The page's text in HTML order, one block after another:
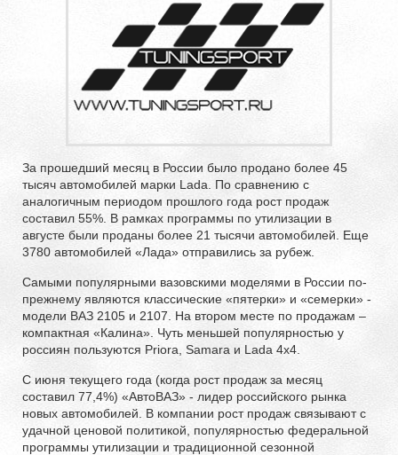
За прошедший месяц в России было продано более 45
тысяч автомобилей марки Lada. По сравнению с
аналогичным периодом прошлого года рост продаж
составил 55%. В рамках программы по утилизации в
августе были проданы более 21 тысячи автомобилей. Еще
3780 автомобилей «Лада» отправились за рубеж.
Самыми популярными вазовскими моделями в России по-
прежнему являются классические «пятерки» и «семерки» -
модели ВАЗ 2105 и 2107. На втором месте по продажам –
компактная «Калина». Чуть меньшей популярностью у
россиян пользуются Priora, Samara и Lada 4x4.
С июня текущего года (когда рост продаж за месяц
составил 77,4%) «АвтоВАЗ» - лидер российского рынка
новых автомобилей. В компании рост продаж связывают с
удачной ценовой политикой, популярностью федеральной
программы утилизации и традиционной сезонной